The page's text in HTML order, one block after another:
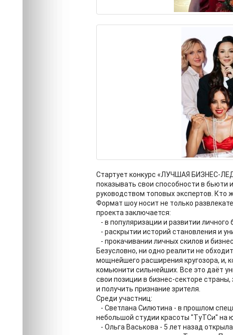
Стартует конкурс «ЛУЧШАЯ БИЗНЕС-
показывать свои способности в бьюти
руководством топовых экспертов. Кто
Формат шоу носит не только
проекта заключается:
- в популяризации и развитии
- раскрытии историй становления и
- прокачивании личных скилов и
Безусловно, ни одно реалити не
мощнейшего расширения кругозора, и,
комьюнити сильнейших. Все это даёт
свои позиции в бизнес-секторе
и получить признание зрителя.
Среди участниц:
- Светлана Силютина - в прошлом
небольшой студии красоты "ТуТСи" на
- Ольга Васькова - 5 лет назад